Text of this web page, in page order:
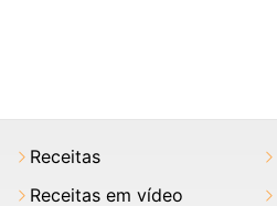
Receitas
Receitas em vídeo